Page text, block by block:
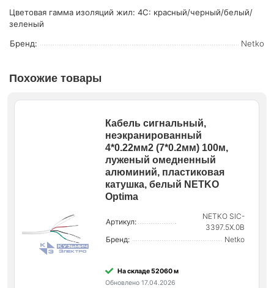
Цветовая гамма изоляций жил: 4С: красный/черный/белый/
зеленый
Бренд:
Netko
Похожие товары
Кабель сигнальный,
неэкранированный
4*0.22мм2 (7*0.2мм) 100м,
луженый омедненный
алюминий, пластиковая
катушка, белый NETKO
Optima
Артикул:
NETKO SIC-
3397.5X.0B
Бренд:
Netko
На складе 52060 м
Обновлено 17.04.2026